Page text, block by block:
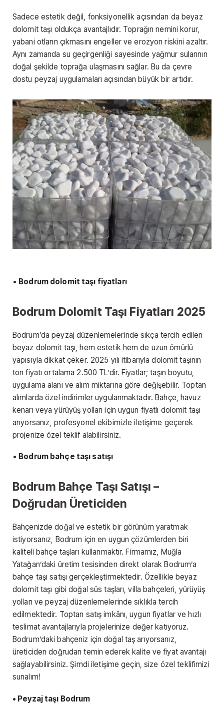
Sadece estetik değil, fonksiyonellik açısından da beyaz
dolomit taşı oldukça avantajlıdır. Toprağın nemini korur,
yabani otların çıkmasını engeller ve erozyon riskini azaltır.
Aynı zamanda su geçirgenliği sayesinde yağmur sularının
doğal şekilde toprağa ulaşmasını sağlar. Bu da çevre
dostu peyzaj uygulamaları açısından büyük bir artıdır.
• Bodrum dolomit taşı fiyatları
Bodrum Dolomit Taşı Fiyatları 2025
Bodrum’da peyzaj düzenlemelerinde sıkça tercih edilen
beyaz dolomit taşı, hem estetik hem de uzun ömürlü
yapısıyla dikkat çeker. 2025 yılı itibarıyla dolomit taşının
ton fiyatı ortalama 2.500 TL’dir. Fiyatlar; taşın boyutu,
uygulama alanı ve alım miktarına göre değişebilir. Toptan
alımlarda özel indirimler uygulanmaktadır. Bahçe, havuz
kenarı veya yürüyüş yolları için uygun fiyatlı dolomit taşı
arıyorsanız, profesyonel ekibimizle iletişime geçerek
projenize özel teklif alabilirsiniz.
• Bodrum bahçe taşı satışı
Bodrum Bahçe Taşı Satışı –
Doğrudan Üreticiden
Bahçenizde doğal ve estetik bir görünüm yaratmak
istiyorsanız, Bodrum için en uygun çözümlerden biri
kaliteli bahçe taşları kullanmaktır. Firmamız, Muğla
Yatağan’daki üretim tesisinden direkt olarak Bodrum’a
bahçe taşı satışı gerçekleştirmektedir. Özellikle beyaz
dolomit taşı gibi doğal süs taşları, villa bahçeleri, yürüyüş
yolları ve peyzaj düzenlemelerinde sıklıkla tercih
edilmektedir. Toptan satış imkânı, uygun fiyatlar ve hızlı
teslimat avantajlarıyla projelerinize değer katıyoruz.
Bodrum’daki bahçeniz için doğal taş arıyorsanız,
üreticiden doğrudan temin ederek kalite ve fiyat avantajı
sağlayabilirsiniz. Şimdi iletişime geçin, size özel teklifimizi
sunalım!
• Peyzaj taşı Bodrum